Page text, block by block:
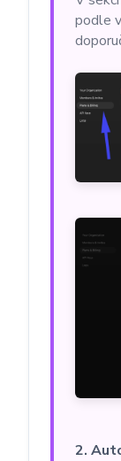
podle
2.